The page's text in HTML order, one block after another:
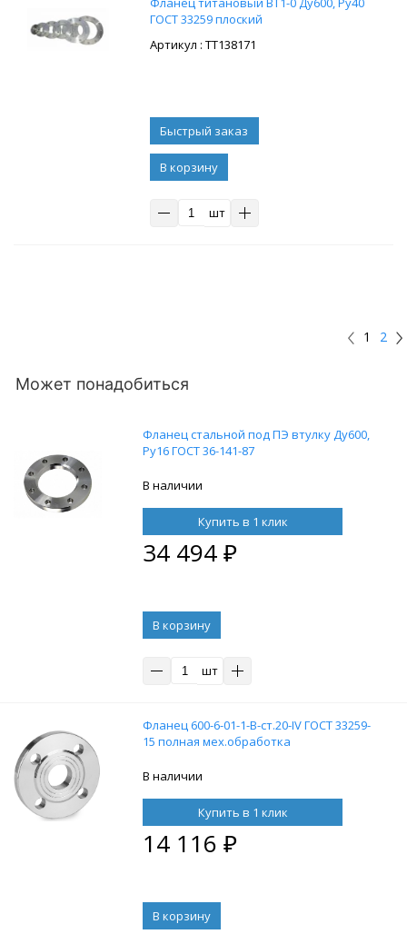
ГОСТ 33259 плоский
: ТТ138171
В корзину
шт
1 2
Может понадобиться
Фланец стальной под ПЭ втулку Ду600,
Ру16 ГОСТ 36-141-87
В наличии
Купить в 1 клик
34 494₽
В корзину
шт
Фланец 600-6-01-1-B-ст.20-IV ГОСТ 33259-
15 полная мех.обработка
В наличии
Купить в 1 клик
14 116 ₽
В корзину